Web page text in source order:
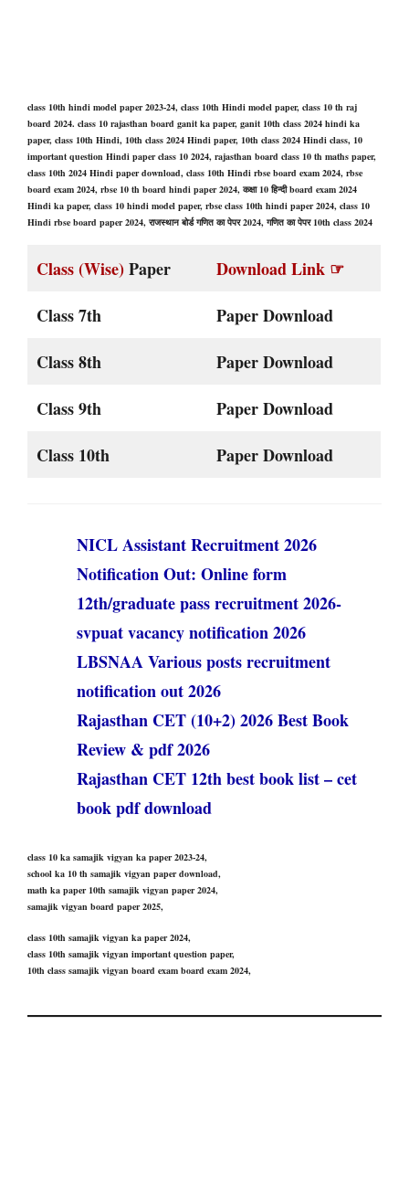
class 10th hindi model paper 2023-24, class 10th Hindi model paper, class 10 th raj
board 2024. class 10 rajasthan board ganit ka paper, ganit 10th class 2024 hindi ka
paper, class 10th Hindi, 10th class 2024 Hindi paper, 10th class 2024 Hindi class, 10
important question Hindi paper class 10 2024, rajasthan board class 10 th maths paper,
class 10th 2024 Hindi paper download, class 10th Hindi rbse board exam 2024, rbse
board exam 2024, rbse 10 th board hindi paper 2024, कक्षा 10 हिन्दी board exam 2024
Hindi ka paper, class 10 hindi model paper, rbse class 10th hindi paper 2024, class 10
Hindi rbse board paper 2024, राजस्थान बोर्ड गणित का पेपर 2024, गणित का पेपर 10th class 2024
Class (Wise)Paper
Download Link ☞
Class 7th
Paper Download
Class 8th
Paper Download
Class 9th
Paper Download
Class 10th
Paper Download
NICL Assistant Recruitment 2026
Notification Out: Online form
12th/graduate pass recruitment 2026-
svpuat vacancy notification 2026
LBSNAA Various posts recruitment
notification out 2026
Rajasthan CET (10+2) 2026 Best Book
Review & pdf 2026
Rajasthan CET 12th best book list – cet
book pdf download
class 10 ka samajik vigyan ka paper 2023-24,
school ka 10 th samajik vigyan paper download,
math ka paper 10th samajik vigyan paper 2024,
samajik vigyan board paper 2025,
class 10th samajik vigyan ka paper 2024,
class 10th samajik vigyan important question paper,
10th class samajik vigyan board exam board exam 2024,